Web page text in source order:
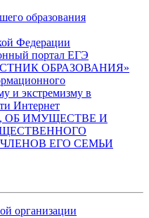
образования
Федерации
портал ЕГЭ
ОБРАЗОВАНИЯ»
и экстремизму в
Интернет
ОБ ИМУЩЕСТВЕ И
ЕГО СЕМЬИ
организации